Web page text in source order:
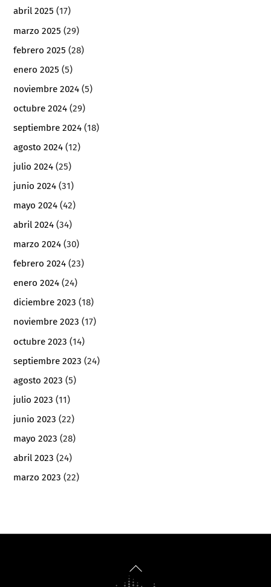
abril 2025 (17)
marzo 2025 (29)
febrero 2025 (28)
enero 2025 (5)
noviembre 2024 (5)
octubre 2024 (29)
septiembre 2024 (18)
agosto 2024 (12)
julio 2024 (25)
junio 2024 (31)
mayo 2024 (42)
abril 2024 (34)
marzo 2024 (30)
febrero 2024 (23)
enero 2024 (24)
diciembre 2023 (18)
noviembre 2023 (17)
octubre 2023 (14)
septiembre 2023 (24)
agosto 2023 (5)
julio 2023 (11)
junio 2023 (22)
mayo 2023 (28)
abril 2023 (24)
marzo 2023 (22)
Back
To